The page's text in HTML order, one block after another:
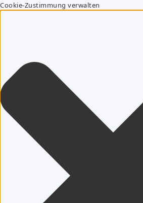
Cookie-Zustimmung verwalten